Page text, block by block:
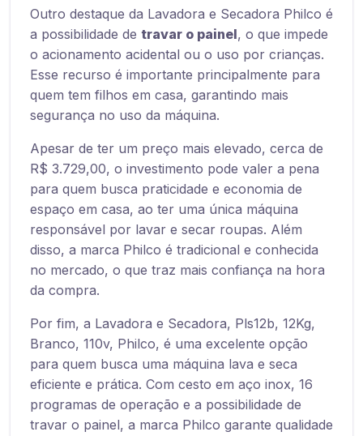
Outro destaque da Lavadora e Secadora Philco é
a possibilidade de travar o painel, o que impede
o acionamento acidental ou o uso por crianças.
Esse recurso é importante principalmente para
quem tem filhos em casa, garantindo mais
segurança no uso da máquina.
Apesar de ter um preço mais elevado, cerca de
R$ 3.729,00, o investimento pode valer a pena
para quem busca praticidade e economia de
espaço em casa, ao ter uma única máquina
responsável por lavar e secar roupas. Além
disso, a marca Philco é tradicional e conhecida
no mercado, o que traz mais confiança na hora
da compra.
Por fim, a Lavadora e Secadora, Pls12b, 12Kg,
Branco, 110v, Philco, é uma excelente opção
para quem busca uma máquina lava e seca
eficiente e prática. Com cesto em aço inox, 16
programas de operação e a possibilidade de
travar o painel, a marca Philco garante qualidade